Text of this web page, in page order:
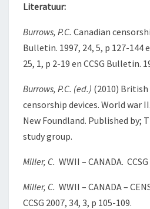
Literatuur:
Burrows, P.C. Canadian
Bulletin. 1997, 24, 5, p 127-144
25, 1, p 2-19 en CCSG Bulletin.
Burrows, P.C. (ed.) (2010)
censorship devices. World war
New Foundland. Published by;
study group.
Miller, C. WWII – CANADA.
Miller, C. WWII – CANADA –
CCSG 2007, 34, 3, p 105-109.